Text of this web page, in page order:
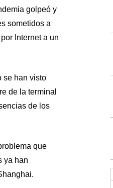
golpeó y
sometidos a
Internet a un
se han visto
de la terminal
de los
que
ya han